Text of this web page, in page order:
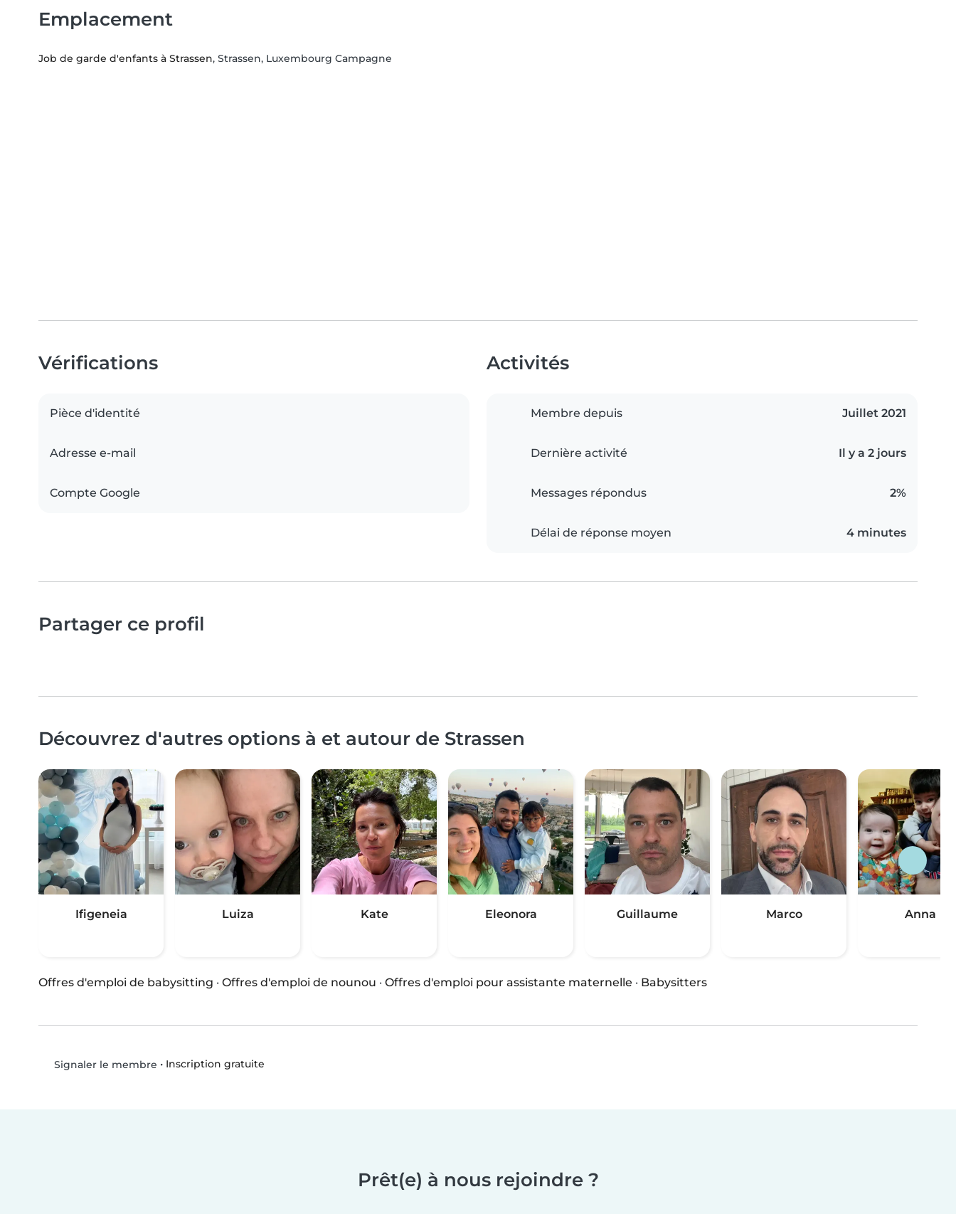
Emplacement
Job de garde d'enfants à Strassen, Strassen, Luxembourg Campagne
Vérifications
Pièce d'identité
Adresse e-mail
Compte Google
Activités
Membre depuis Juillet 2021
Dernière activité Il y a 2 jours
Messages répondus 2%
Délai de réponse moyen 4 minutes
Partager ce profil
Découvrez d'autres options à et autour de Strassen
Ifigeneia Luiza Kate Eleonora Guillaume Marco
Anna
Offres d'emploi de babysitting · Offres d'emploi de nounou · Offres d'emploi pour assistante maternelle · Babysitters
Signaler le membre • Inscription gratuite
Prêt(e) à nous rejoindre ?